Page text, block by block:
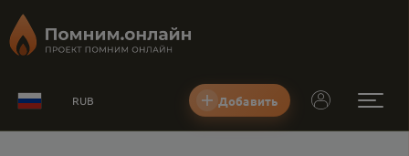
RUB Добавить